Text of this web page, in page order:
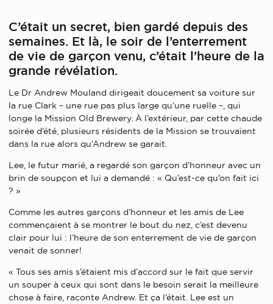
C’était un secret, bien gardé depuis des
semaines. Et là, le soir de l’enterrement
de vie de garçon venu, c’était l’heure de la
grande révélation.
Le Dr Andrew Mouland dirigeait doucement sa voiture sur
la rue Clark – une rue pas plus large qu’une ruelle –, qui
longe la Mission Old Brewery. À l’extérieur, par cette chaude
soirée d’été, plusieurs résidents de la Mission se trouvaient
dans la rue alors qu’Andrew se garait.
Lee, le futur marié, a regardé son garçon d’honneur avec un
brin de soupçon et lui a demandé : « Qu’est-ce qu’on fait ici
? »
Comme les autres garçons d’honneur et les amis de Lee
commençaient à se montrer le bout du nez, c’est devenu
clair pour lui : l’heure de son enterrement de vie de garçon
venait de sonner!
« Tous ses amis s’étaient mis d’accord sur le fait que servir
un souper à ceux qui sont dans le besoin serait la meilleure
chose à faire, raconte Andrew. Et ça l’était. Lee est un